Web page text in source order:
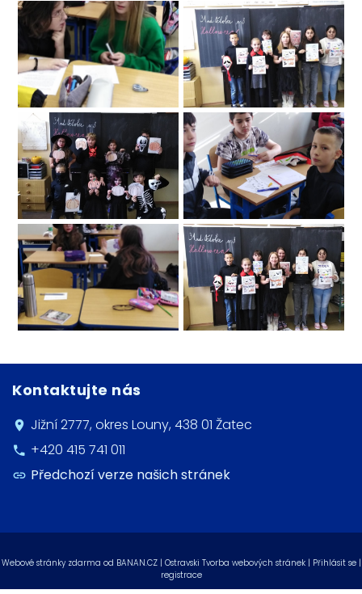
Kontaktujte nás
Jižní 2777, okres Louny, 438 01 Žatec
+420 415 741 011
Předchozí verze našich stránek
Webové stránky zdarma od BANAN.CZ| Ostravski Tvorba webových stránek | Přihlásit se |
registrace